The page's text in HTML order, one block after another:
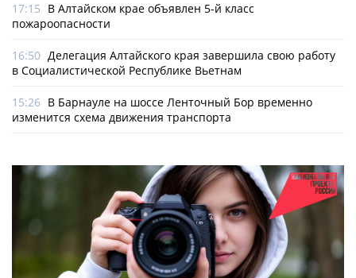
17:15 В Алтайском крае объявлен 5-й класс
пожароопасности
16:50 Делегация Алтайского края завершила свою работу
в Социалистической Республике Вьетнам
15:26 В Барнауле на шоссе Ленточный Бор временно
изменится схема движения транспорта